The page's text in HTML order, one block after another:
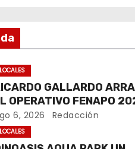
LOCALES
GALLARDO
OPERATIVO FENAPO
GARANTIZAR LA
DE MÁS DE 9
DE VISITANTES
6, 2026 Redacción
LOCALES